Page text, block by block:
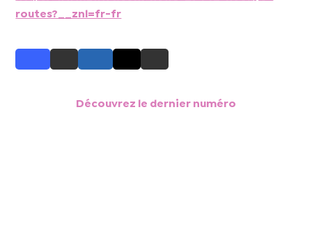
routes?__znl=fr-fr
Découvrez le dernier numéro